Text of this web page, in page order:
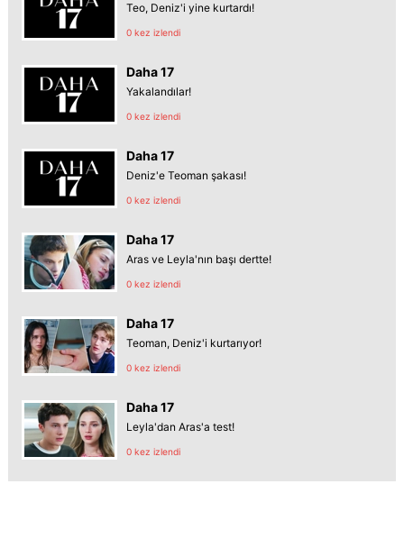
Teo, Deniz'i yine kurtardı!
0 kez izlendi
Daha 17
Yakalandılar!
0 kez izlendi
Daha 17
Deniz'e Teoman şakası!
0 kez izlendi
Daha 17
Aras ve Leyla'nın başı dertte!
0 kez izlendi
Daha 17
Teoman, Deniz'i kurtarıyor!
0 kez izlendi
Daha 17
Leyla'dan Aras'a test!
0 kez izlendi